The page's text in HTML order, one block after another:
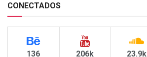
CONECTADOS
136 206k 23.9k